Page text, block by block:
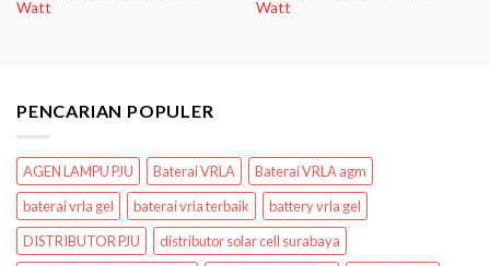
Watt
Watt
PENCARIAN POPULER
AGEN LAMPU PJU Baterai VRLA
Baterai VRLA agm
baterai vrla gel
baterai vrla terbaik
battery vrla gel
DISTRIBUTOR PJU
distributor solar cell surabaya